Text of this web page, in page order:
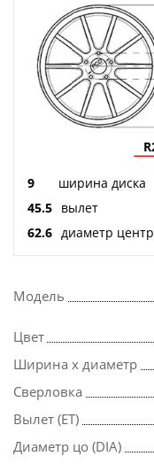
9 ширина диска
45.5 вылет
62.6 диаметр
Модель
Цвет
Ширина х диаметр
Сверловка
Вылет (ET)
Диаметр цо (DIA)